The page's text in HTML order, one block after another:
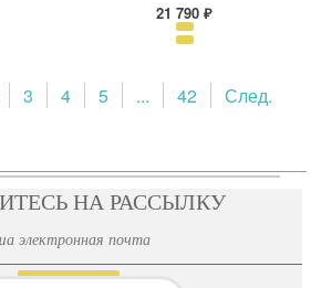
21 790 ₽
3 4 5 ... 42 След.
НА РАССЫЛКУ